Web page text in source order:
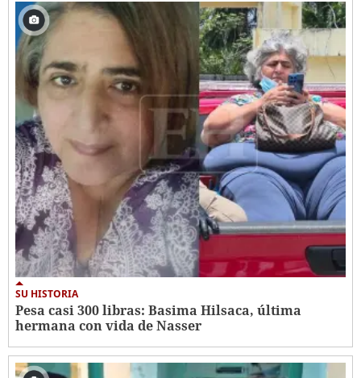
SU HISTORIA
Pesa casi 300 libras: Basima Hilsaca, última
hermana con vida de Nasser